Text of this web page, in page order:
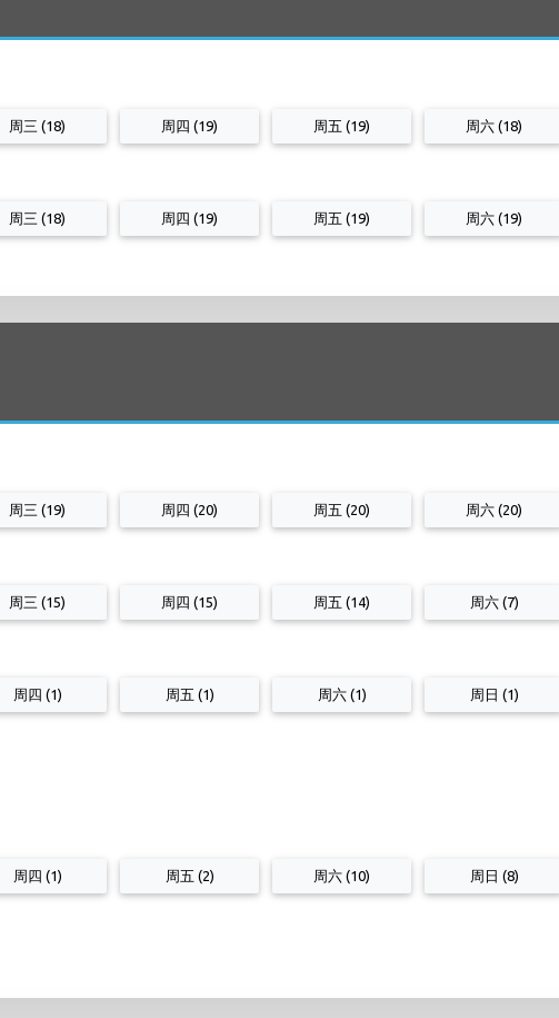
周三 (18) 周四 (19) 周五 (19) 周六 (18)
周三 (18) 周四 (19) 周五 (19) 周六 (19)
周三 (19) 周四 (20) 周五 (20) 周六 (20)
周三 (15) 周四 (15) 周五 (14) 周六 (7)
周四 (1) 周五 (1) 周六 (1) 周日 (1)
周四 (1) 周五 (2) 周六 (10) 周日 (8)